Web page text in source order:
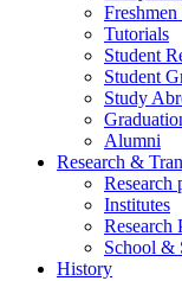
Freshmen
Tutorials
Student
Student
Study
Alumni
Research &
Research
Institutes
Research
School &
History